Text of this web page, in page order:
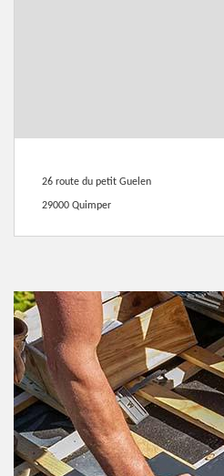
26 route du petit Guelen
29000 Quimper